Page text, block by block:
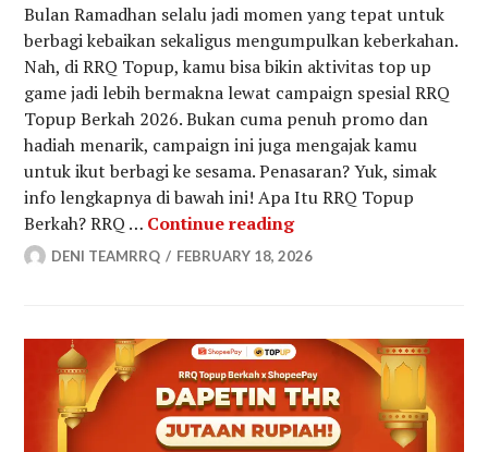
Bulan Ramadhan selalu jadi momen yang tepat untuk
berbagi kebaikan sekaligus mengumpulkan keberkahan.
Nah, di RRQ Topup, kamu bisa bikin aktivitas top up
game jadi lebih bermakna lewat campaign spesial RRQ
Topup Berkah 2026. Bukan cuma penuh promo dan
hadiah menarik, campaign ini juga mengajak kamu
untuk ikut berbagi ke sesama. Penasaran? Yuk, simak
info lengkapnya di bawah ini! Apa Itu RRQ Topup
Berkah? RRQ … Continue readingRRQ Topup Berkah
DENI TEAMRRQ FEBRUARY 18, 2026